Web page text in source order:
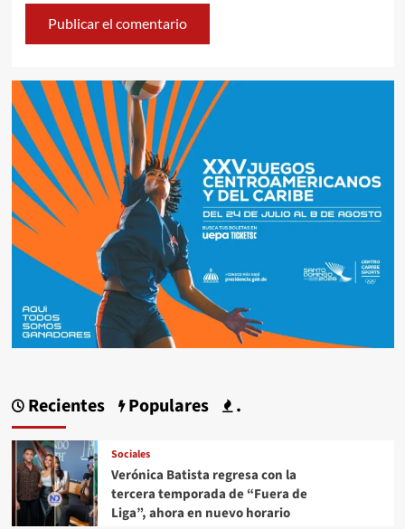
Recientes Populares .
Sociales
Verónica Batista regresa con la
tercera temporada de “Fuera de
Liga”, ahora en nuevo horario